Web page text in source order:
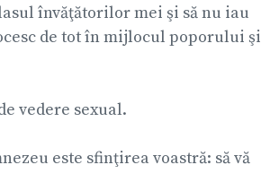
învăţătorilor mei şi să nu iau
de tot în mijlocul poporului şi
vedere sexual.
este sfinţirea voastră: să vă